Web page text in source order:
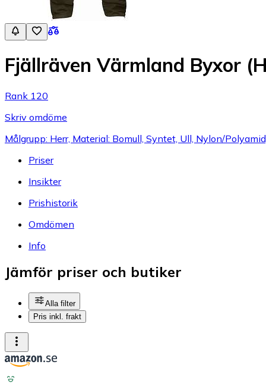
Fjällräven Värmland Byxor
Rank 120
Skriv omdöme
Målgrupp: Herr, Material: Bomull, Syntet, Ull, Nylon/
Priser
Insikter
Prishistorik
Omdömen
Info
Jämför priser och butiker
Alla filter
Pris inkl. frakt